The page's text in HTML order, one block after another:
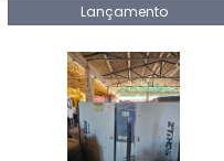
Lançamento